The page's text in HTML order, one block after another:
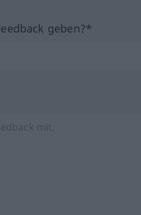
geben?*